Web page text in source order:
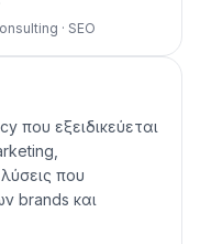
· SEO
που εξειδικεύεται
που
brands και